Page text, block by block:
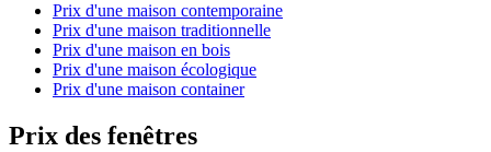
Prix d'une maison contemporaine
Prix d'une maison traditionnelle
Prix d'une maison en bois
Prix d'une maison écologique
Prix d'une maison container
Prix des fenêtres